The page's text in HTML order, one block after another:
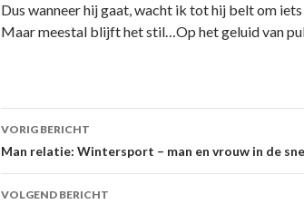
Dus wanneer hij gaat, wacht ik tot hij belt om
Maar meestal blijft het stil…Op het geluid van
Berichtnavigatie
VORIG BERICHT
Man relatie: Wintersport – man en vrouw in de
VOLGEND BERICHT